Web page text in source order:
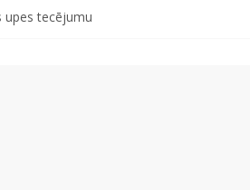
upes tecējumu